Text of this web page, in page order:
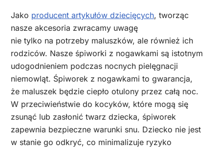
Jako producent artykułów dziecięcych, tworząc
nasze akcesoria zwracamy uwagę
nie tylko na potrzeby maluszków, ale również ich
rodziców. Nasze śpiworki z nogawkami są istotnym
udogodnieniem podczas nocnych pielęgnacji
niemowląt. Śpiworek z nogawkami to gwarancja,
że maluszek będzie ciepło otulony przez całą noc.
W przeciwieństwie do kocyków, które mogą się
zsunąć lub zasłonić twarz dziecka, śpiworek
zapewnia bezpieczne warunki snu. Dziecko nie jest
w stanie go odkryć, co minimalizuje ryzyko